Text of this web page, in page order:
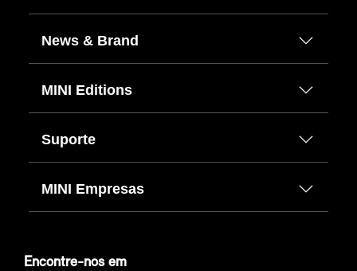
News & Brand
MINI Editions
Suporte
MINI Empresas
Encontre-nos em